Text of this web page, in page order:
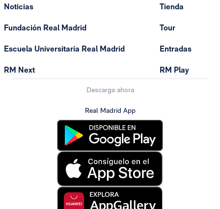
Noticias
Fundación Real Madrid
Escuela Universitaria Real Madrid
RM Next
Tienda
Tour
Entradas
RM Play
Descarga ahora
Real Madrid App